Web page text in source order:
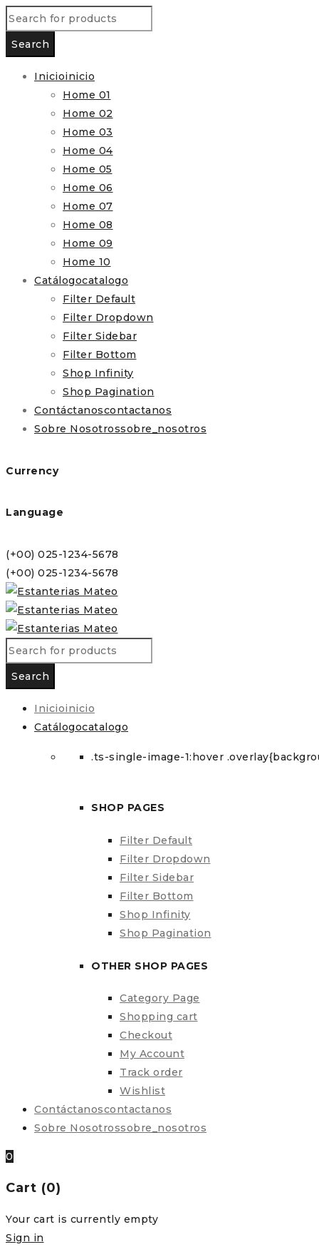
Inicioinicio
Home 01
Home 02
Home 03
Home 04
Home 05
Home 06
Home 07
Home 08
Home 09
Home 10
Catálogocatalogo
Filter Default
Filter Dropdown
Filter Sidebar
Filter Bottom
Shop Infinity
Shop Pagination
Contáctanoscontactanos
Sobre Nosotrossobre_nosotros
Currency
Language
(+00) 025-1234-5678
(+00) 025-1234-5678
Inicioinicio
Catálogocatalogo
.ts-single-image-1:hover
SHOP PAGES
Filter Default
Filter Dropdown
Filter Sidebar
Filter Bottom
Shop Infinity
Shop Pagination
OTHER SHOP PAGES
Category Page
Shopping cart
Checkout
My Account
Track order
Wishlist
Contáctanoscontactanos
Sobre Nosotrossobre_nosotros
0
Cart (0)
Your cart is currently empty
Sign in